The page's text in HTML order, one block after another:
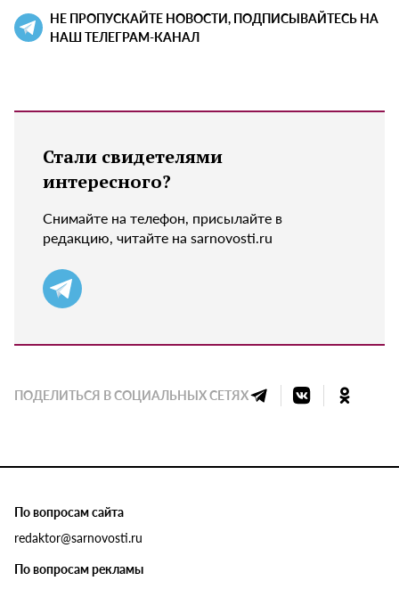
НЕ ПРОПУСКАЙТЕ НОВОСТИ, ПОДПИСЫВАЙТЕСЬ НА
НАШ ТЕЛЕГРАМ-КАНАЛ
Стали свидетелями
интересного?
Снимайте на телефон, присылайте в
редакцию, читайте на sarnovosti.ru
ПОДЕЛИТЬСЯ В СОЦИАЛЬНЫХ СЕТЯХ
По вопросам сайта
redaktor@sarnovosti.ru
По вопросам рекламы